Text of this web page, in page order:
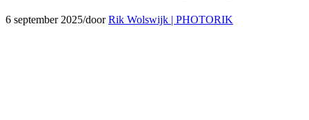
6 september 2025/doorRik Wolswijk | PHOTORIK